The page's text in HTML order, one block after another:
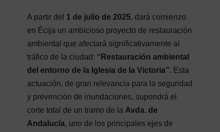
A partir del 1 de julio de 2025, dará comienzo
en Écija un ambicioso proyecto de restauración
ambiental que afectará significativamente al
tráfico de la ciudad: “Restauración ambiental
del entorno de la Iglesia de la Victoria”. Esta
actuación, de gran relevancia para la seguridad
y prevención de inundaciones, supondrá el
corte total de un tramo de la Avda. de
Andalucía, uno de los principales ejes de